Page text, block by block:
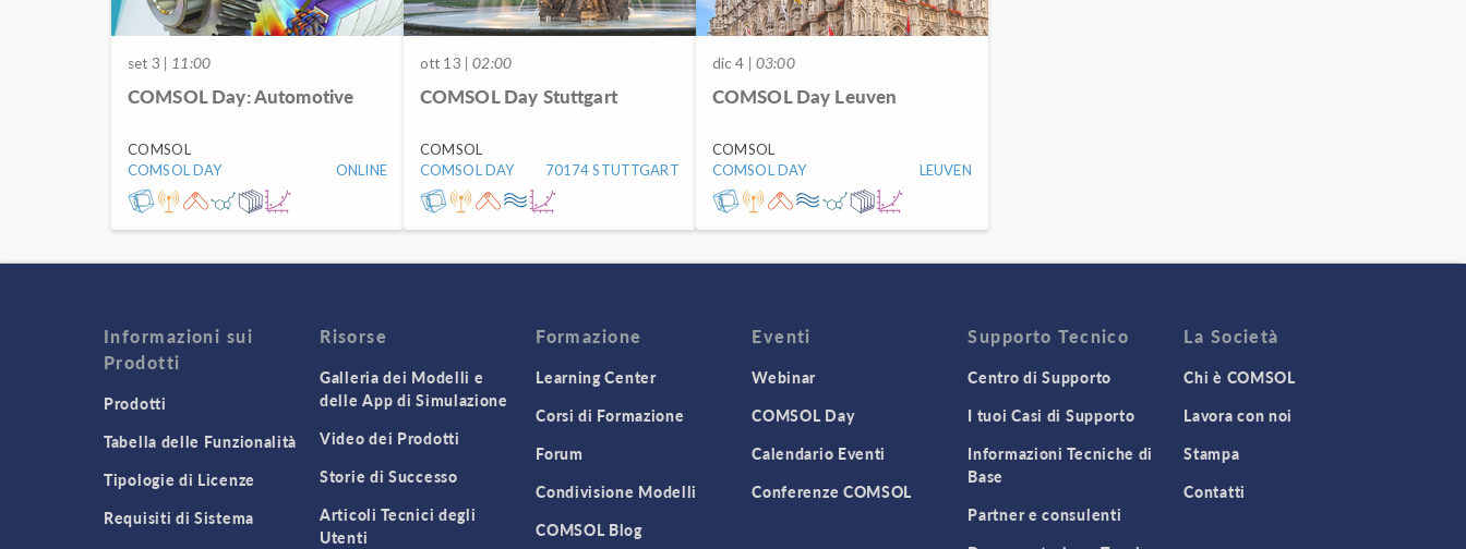
set 3 | 11:00
COMSOL Day: Automotive
COMSOL
COMSOL DAY
ONLINE
ott 13 | 02:00
COMSOL Day Stuttgart
COMSOL
COMSOL DAY
70174 STUTTGART
dic 4 | 03:00
COMSOL Day Leuven
COMSOL
COMSOL DAY
LEUVEN
Informazioni sui
Prodotti
Prodotti
Tabella delle Funzionalità
Tipologie di Licenze
Requisiti di Sistema
Risorse
Galleria dei Modelli e
delle App di Simulazione
Video dei Prodotti
Storie di Successo
Articoli Tecnici degli
Utenti
Formazione
Learning Center
Corsi di Formazione
Forum
Condivisione Modelli
COMSOL Blog
Eventi
Webinar
COMSOL Day
Calendario Eventi
Conferenze COMSOL
Supporto Tecnico
Centro di Supporto
I tuoi Casi di Supporto
Informazioni Tecniche di
Base
Partner e consulenti
La Società
Chi è COMSOL
Lavora con noi
Stampa
Contatti